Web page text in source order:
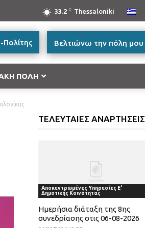
33.2 C Thessaloniki
Βελτιώνω την πόλη μου
Πολίτης
& Καινοτομία (ΕΠΑνΕΚ)»
ΠΟΛΗ
ΤΕΛΕΥΤΑΙΕΣ ΑΝΑΡΤΗΣΕΙΣ
Αποκεντρωμένες Υπηρεσίες Ε'
Δημοτικής Κοινότητας
Ημερήσια διάταξη της 8ης
συνεδρίασης στις 06-08-2026